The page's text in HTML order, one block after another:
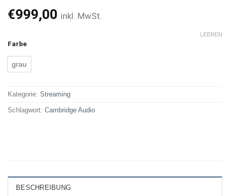
€999,00 inkl. MwSt.
Farbe
grau
LEEREN
Kategorie: Streaming
Schlagwort: Cambridge Audio
BESCHREIBUNG